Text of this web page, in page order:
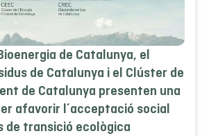
de Catalunya, el
de Catalunya i el Clúster de
de Catalunya presenten una
afavorir l´acceptació social
de transició ecològica